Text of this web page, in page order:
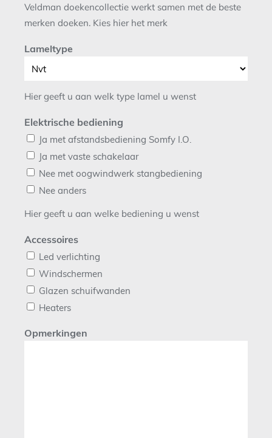
Veldman doekencollectie werkt samen met de beste
merken doeken. Kies hier het merk
Lameltype
Hier geeft u aan welk type lamel u wenst
Elektrische bediening
Ja met afstandsbediening Somfy I.O.
Ja met vaste schakelaar
Nee met oogwindwerk stangbediening
Nee anders
Hier geeft u aan welke bediening u wenst
Accessoires
Led verlichting
Windschermen
Glazen schuifwanden
Heaters
Opmerkingen